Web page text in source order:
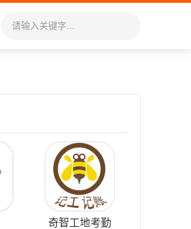
奇智工地考勤